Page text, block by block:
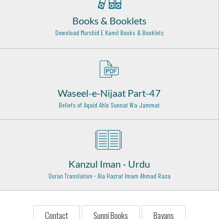
Hazrat Shah Abdul Latif Bhittai (Rehmat ullah alaih)
Hazrat Moulana Hashmat Ali Khan (Rehmat ullah alaih)
Peelibhit Shareef - 8
Hazrat Sultan Bahoo Rehmat Ullah Alaih
Toos - 4
Books & Booklets
Download Murshid E Kamil Books & Booklets
Waseel-e-Nijaat Part-47
Beliefs of Aqaid Ahle Sunnat Wa Jammat
Kanzul Iman - Urdu
Quran Translation - Ala Hazrat Imam Ahmad Raza
Contact Sunni Books Bayans